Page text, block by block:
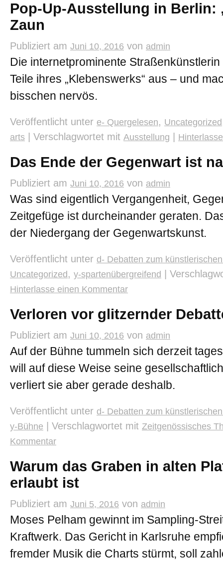
Pop-Up-Ausstellung in Berlin:
Zaun
Publiziert am Juni 10, 2016 von admin
Die internetprominente Straßenkünstlerin
Teile ihres „Klebenswerks“ aus – und
bisschen nervös.
Veröffentlicht unter e- Quergelesen, Uncategorized
arts Verschlagwortet mit Ausstellung
Das Ende der Gegenwart ist
Publiziert am Juni 10, 2016 von admin
Was sind eigentlich Vergangenheit,
Zeitgefüge ist durcheinander geraten.
der Niedergang der Gegenwartskunst.
Veröffentlicht unter d- Debatten zum
Uncategorized, y-spartenübergreifend
Hinterlasse einen Kommentar
Verloren vor glitzernder
Publiziert am Juni 10, 2016 von admin
Auf der Bühne tummeln sich derzeit
will auf diese Weise seine
verliert sie aber gerade deshalb.
Veröffentlicht unter d- Debatten zum
y-Bühne
Verschlagwortet mit Zeitgenössisches
Kommentar
Warum das Graben in alten
erlaubt ist
Publiziert am Juni 5, 2016 von admin
Moses Pelham gewinnt im Sampling-
Kraftwerk. Das Gericht in Karlsruhe
fremder Musik die Charts stürmt, soll